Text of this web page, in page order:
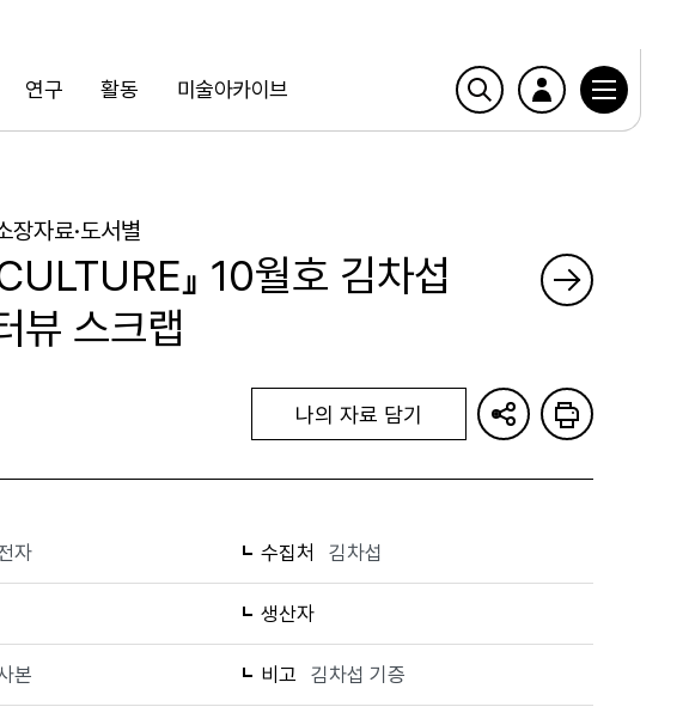
연구 활동 미술아카이브
장자료·도서별
』 10월호 김차섭
뷰 스크랩
나의 자료 담기
자 수집처 김차섭
생산자
본 비고 김차섭 기증